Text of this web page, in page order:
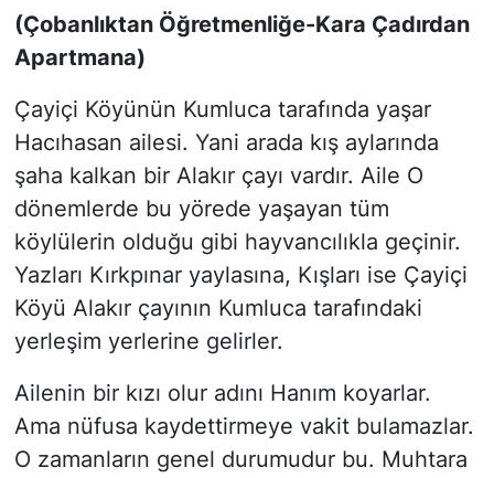
(Çobanlıktan Öğretmenliğe-Kara Çadırdan
Apartmana)
Çayiçi Köyünün Kumluca tarafında yaşar
Hacıhasan ailesi. Yani arada kış aylarında
şaha kalkan bir Alakır çayı vardır. Aile O
dönemlerde bu yörede yaşayan tüm
köylülerin olduğu gibi hayvancılıkla geçinir.
Yazları Kırkpınar yaylasına, Kışları ise Çayiçi
Köyü Alakır çayının Kumluca tarafındaki
yerleşim yerlerine gelirler.
Ailenin bir kızı olur adını Hanım koyarlar.
Ama nüfusa kaydettirmeye vakit bulamazlar.
O zamanların genel durumudur bu. Muhtara